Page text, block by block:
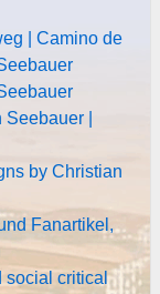
| Camino de
|
by Christian
Fanartikel,
social critical